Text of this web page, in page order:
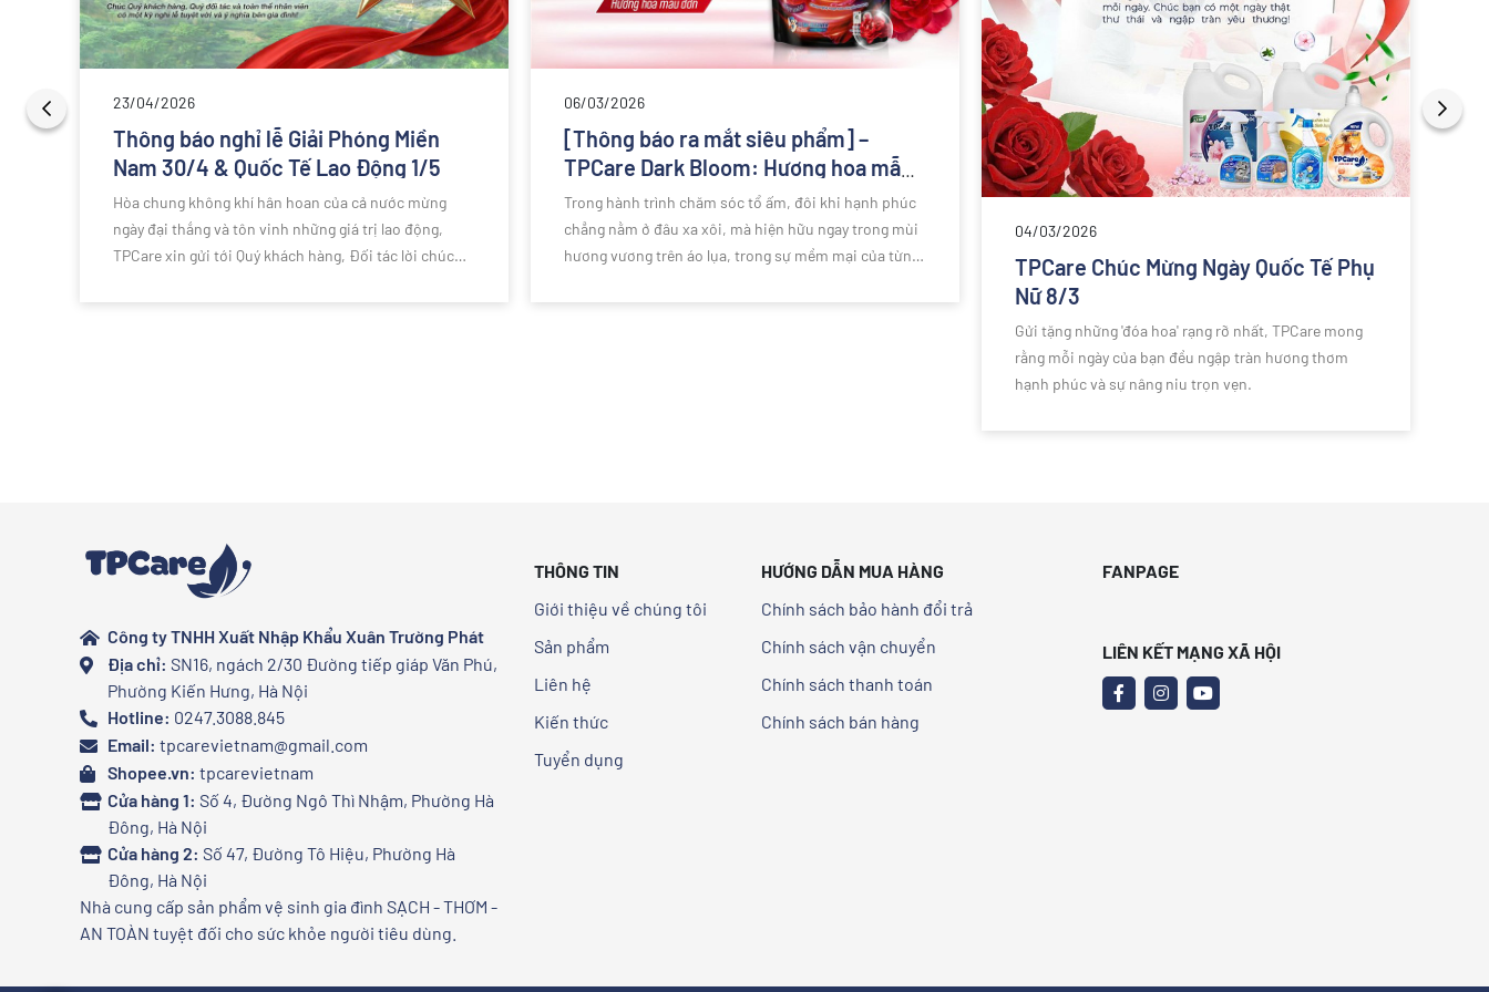
23/04/2026
Thông báo nghỉ lễ Giải Phóng Miền
Nam 30/4 & Quốc Tế Lao Động 1/5
Hòa chung không khí hân hoan của cả nước mừng
ngày đại thắng và tôn vinh những giá trị lao động,
TPCare xin gửi tới Quý khách hàng, Đối tác lời chúc
06/03/2026
[Thông báo ra mắt siêu phẩm] –
TPCare Dark Bloom: Hương hoa mẫu
đơn huyền bí trong diện mạo mới
Trong hành trình chăm sóc tổ ấm, đôi khi hạnh phúc
chẳng nằm ở đâu xa xôi, mà hiện hữu ngay trong mùi
hương vương trên áo lụa, trong sự mềm mại của từng
04/03/2026
TPCare Chúc Mừng Ngày Quốc Tế Phụ
Nữ 8/3
Gửi tặng những 'đóa hoa' rạng rỡ nhất, TPCare mong
rằng mỗi ngày của bạn đều ngập tràn hương thơm
hạnh phúc và sự nâng niu trọn vẹn.
Công ty TNHH Xuất Nhập Khẩu Xuân Trường Phát
Địa chỉ: SN16, ngách 2/30 Đường tiếp giáp Văn Phú,
Phường Kiến Hưng, Hà Nội
Hotline: 0247.3088.845
Email: tpcarevietnam@gmail.com
Shopee.vn: tpcarevietnam
Cửa hàng 1: Số 4, Đường Ngô Thì Nhậm, Phường Hà
Đông, Hà Nội
Cửa hàng 2: Số 47, Đường Tô Hiệu, Phường Hà
Đông, Hà Nội
Nhà cung cấp sản phẩm vệ sinh gia đình SẠCH - THƠM -
AN TOÀN tuyệt đối cho sức khỏe người tiêu dùng.
THÔNG TIN
Giới thiệu về chúng tôi
Sản phẩm
Liên hệ
Kiến thức
Tuyển dụng
HƯỚNG DẪN MUA HÀNG
Chính sách bảo hành đổi trả
Chính sách vận chuyển
Chính sách thanh toán
Chính sách bán hàng
FANPAGE
LIÊN KẾT MẠNG XÃ HỘI